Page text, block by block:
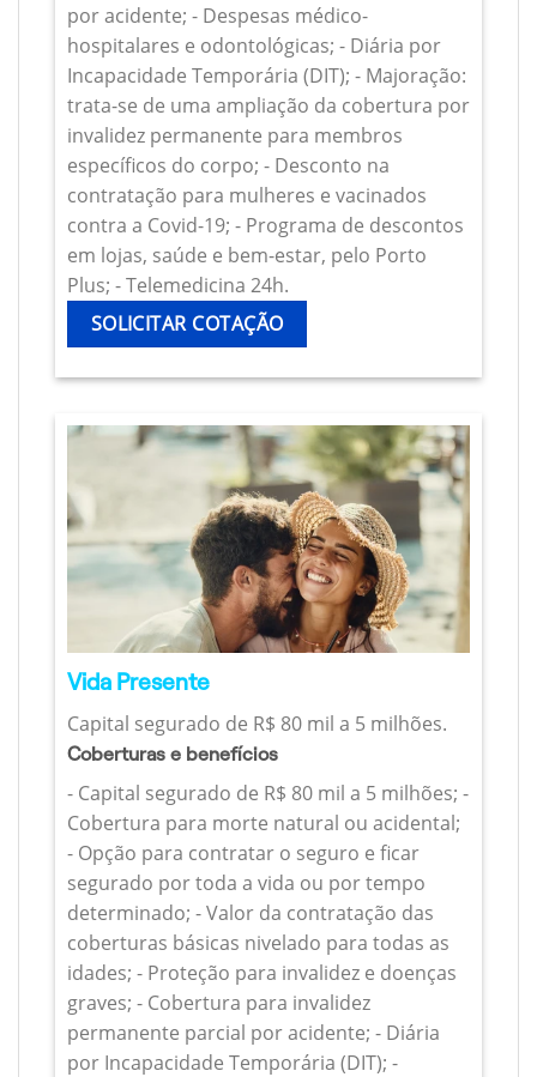
por acidente; - Despesas médico-
hospitalares e odontológicas; - Diária por
Incapacidade Temporária (DIT); - Majoração:
trata-se de uma ampliação da cobertura por
invalidez permanente para membros
específicos do corpo; - Desconto na
contratação para mulheres e vacinados
contra a Covid-19; - Programa de descontos
em lojas, saúde e bem-estar, pelo Porto
Plus; - Telemedicina 24h.
SOLICITAR COTAÇÃO
Vida Presente
Capital segurado de R$ 80 mil a 5 milhões.
Coberturas e benefícios
- Capital segurado de R$ 80 mil a 5 milhões; -
Cobertura para morte natural ou acidental;
- Opção para contratar o seguro e ficar
segurado por toda a vida ou por tempo
determinado; - Valor da contratação das
coberturas básicas nivelado para todas as
idades; - Proteção para invalidez e doenças
graves; - Cobertura para invalidez
permanente parcial por acidente; - Diária
por Incapacidade Temporária (DIT); -